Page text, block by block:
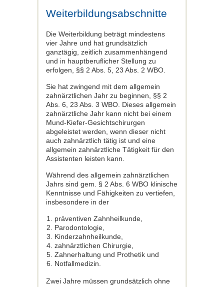
Weiterbildungsabschnitte
Die Weiterbildung beträgt mindestens
vier Jahre und hat grundsätzlich
ganztägig, zeitlich zusammenhängend
und in hauptberuflicher Stellung zu
erfolgen, §§ 2 Abs. 5, 23 Abs. 2 WBO.
Sie hat zwingend mit dem allgemein
zahnärztlichen Jahr zu beginnen, §§ 2
Abs. 6, 23 Abs. 3 WBO. Dieses allgemein
zahnärztliche Jahr kann nicht bei einem
Mund-Kiefer-Gesichtschirurgen
abgeleistet werden, wenn dieser nicht
auch zahnärztlich tätig ist und eine
allgemein zahnärztliche Tätigkeit für den
Assistenten leisten kann.
Während des allgemein zahnärztlichen
Jahrs sind gem. § 2 Abs. 6 WBO klinische
Kenntnisse und Fähigkeiten zu vertiefen,
insbesondere in der
präventiven Zahnheilkunde,
Parodontologie,
Kinderzahnheilkunde,
zahnärztlichen Chirurgie,
Zahnerhaltung und Prothetik und
Notfallmedizin.
Zwei Jahre müssen grundsätzlich ohne